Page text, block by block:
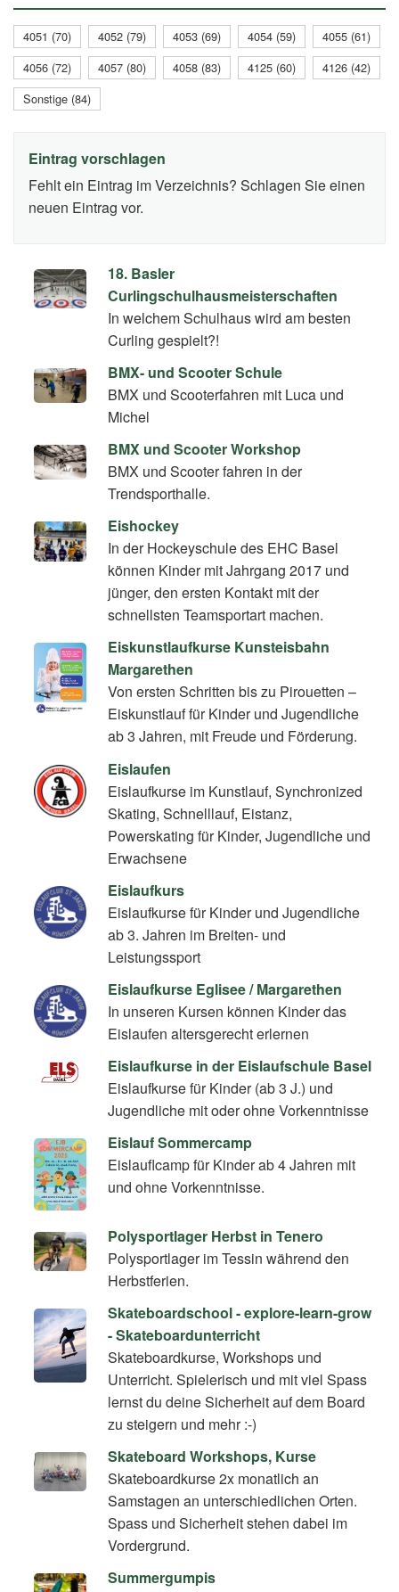
18. Basler
Curlingschulhausmeisterschaften
In welchem Schulhaus wird am besten
Curling gespielt?!
BMX- und Scooter Schule
BMX und Scooterfahren mit Luca und
Michel
BMX und Scooter Workshop
BMX und Scooter fahren in der
Trendsporthalle.
Eishockey
In der Hockeyschule des EHC Basel
können Kinder mit Jahrgang 2017 und
jünger, den ersten Kontakt mit der
schnellsten Teamsportart machen.
Eiskunstlaufkurse Kunsteisbahn
Margarethen
Von ersten Schritten bis zu Pirouetten –
Eiskunstlauf für Kinder und Jugendliche
ab 3 Jahren, mit Freude und Förderung.
Eislaufen
Eislaufkurse im Kunstlauf, Synchronized
Skating, Schnelllauf, Eistanz,
Powerskating für Kinder, Jugendliche und
Erwachsene
Eislaufkurs
Eislaufkurse für Kinder und Jugendliche
ab 3. Jahren im Breiten- und
Leistungssport
Eislaufkurse Eglisee / Margarethen
In unseren Kursen können Kinder das
Eislaufen altersgerecht erlernen
Eislaufkurse in der Eislaufschule Basel
Eislaufkurse für Kinder (ab 3 J.) und
Jugendliche mit oder ohne Vorkenntnisse
Eislauf Sommercamp
Eislauflcamp für Kinder ab 4 Jahren mit
und ohne Vorkenntnisse.
Polysportlager Herbst in Tenero
Polysportlager im Tessin während den
Herbstferien.
Skateboardschool - explore-learn-grow
- Skateboardunterricht
Skateboardkurse, Workshops und
Unterricht. Spielerisch und mit viel Spass
lernst du deine Sicherheit auf dem Board
zu steigern und mehr :-)
Skateboard Workshops, Kurse
Skateboardkurse 2x monatlich an
Samstagen an unterschiedlichen Orten.
Spass und Sicherheit stehen dabei im
Vordergrund.
Summergumpis
4051 (70) 4052 (79) 4053 (69) 4054 (59)
4055 (61)
4056 (72)
4057 (80) 4058 (83) 4125 (60)
4126 (42)
Sonstige (84)
Eintrag vorschlagen
Fehlt ein Eintrag im Verzeichnis? Schlagen Sie einen
neuen Eintrag vor.